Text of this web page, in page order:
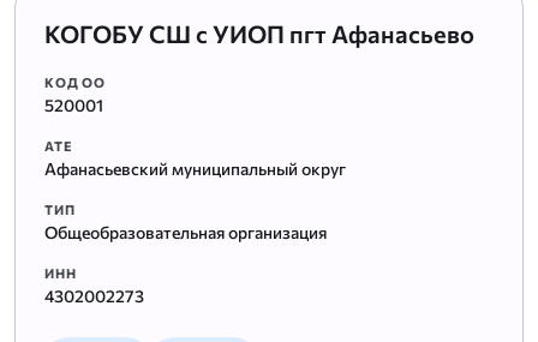
КОГОБУ СШ с УИОП пгт Афанасьево
КОД ОО
520001
АТЕ
Афанасьевский муниципальный округ
ТИП
Общеобразовательная организация
ИНН
4302002273